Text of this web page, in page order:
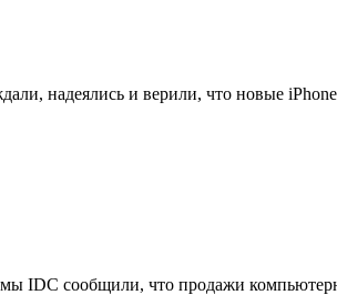
надеялись и верили, что новые
IDC сообщили, что продажи